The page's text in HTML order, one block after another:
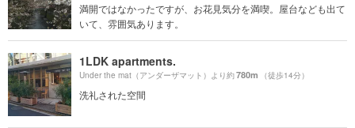
満開ではなかったですが、お花見気分を満喫。屋台なども出て
いて、雰囲気あります。
1LDK apartments.
Under the mat（アンダーザマット）より約780m （徒歩14分）
洗礼された空間